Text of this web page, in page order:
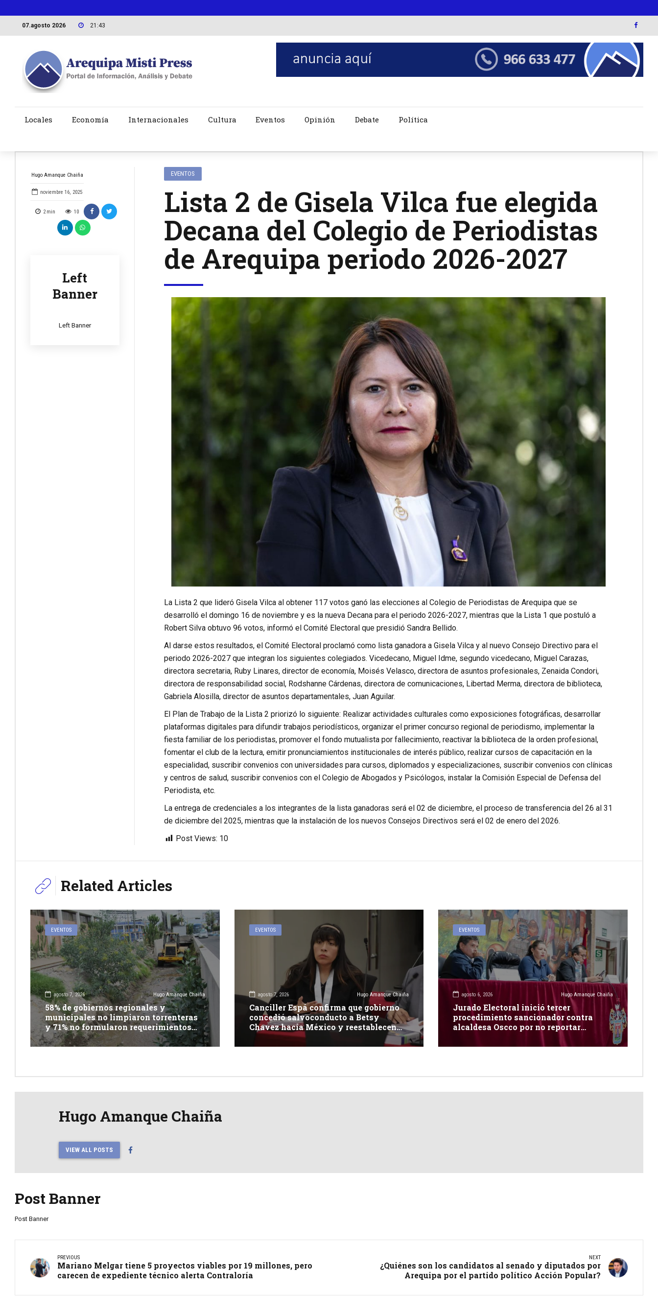
07.agosto 2026 21:43
Locales Economía Internacionales Cultura Eventos Opinión Debate Política
Hugo Amanque Chaiña
noviembre 16, 2025
2 min 10
Left
Banner
Left Banner
EVENTOS
Lista 2 de Gisela Vilca fue elegida
Decana del Colegio de Periodistas
de Arequipa periodo 2026-2027
La Lista 2 que lideró Gisela Vilca al obtener 117 votos ganó las elecciones al Colegio de Periodistas de Arequipa que se
desarrolló el domingo 16 de noviembre y es la nueva Decana para el periodo 2026-2027, mientras que la Lista 1 que postuló a
Robert Silva obtuvo 96 votos, informó el Comité Electoral que presidió Sandra Bellido.
Al darse estos resultados, el Comité Electoral proclamó como lista ganadora a Gisela Vilca y al nuevo Consejo Directivo para el
periodo 2026-2027 que integran los siguientes colegiados. Vicedecano, Miguel Idme, segundo vicedecano, Miguel Carazas,
directora secretaria, Ruby Linares, director de economía, Moisés Velasco, directora de asuntos profesionales, Zenaida Condori,
directora de responsabilidad social, Rodshanne Cárdenas, directora de comunicaciones, Libertad Merma, directora de biblioteca,
Gabriela Alosilla, director de asuntos departamentales, Juan Aguilar.
El Plan de Trabajo de la Lista 2 priorizó lo siguiente: Realizar actividades culturales como exposiciones fotográficas, desarrollar
plataformas digitales para difundir trabajos periodísticos, organizar el primer concurso regional de periodismo, implementar la
fiesta familiar de los periodistas, promover el fondo mutualista por fallecimiento, reactivar la biblioteca de la orden profesional,
fomentar el club de la lectura, emitir pronunciamientos institucionales de interés público, realizar cursos de capacitación en la
especialidad, suscribir convenios con universidades para cursos, diplomados y especializaciones, suscribir convenios con clínicas
y centros de salud, suscribir convenios con el Colegio de Abogados y Psicólogos, instalar la Comisión Especial de Defensa del
Periodista, etc.
La entrega de credenciales a los integrantes de la lista ganadoras será el 02 de diciembre, el proceso de transferencia del 26 al 31
de diciembre del 2025, mientras que la instalación de los nuevos Consejos Directivos será el 02 de enero del 2026.
Post Views: 10
Related Articles
EVENTOS
agosto 7, 2026 Hugo Amanque Chaiña
58% de gobiernos regionales y
municipales no limpiaron torrenteras
y 71% no formularon requerimientos
presupuestales afirma informe de
Contraloría
EVENTOS
agosto 7, 2026 Hugo Amanque Chaiña
Canciller Espá confirma que gobierno
concedió salvoconducto a Betsy
Chavez hacia México y reestablecen
relaciones con dicho país
EVENTOS
agosto 6, 2026 Hugo Amanque Chaiña
Jurado Electoral inició tercer
procedimiento sancionador contra
alcaldesa Oscco por no reportar
Hugo Amanque Chaiña
VIEW ALL POSTS
Post Banner
Post Banner
PREVIOUS
Mariano Melgar tiene 5 proyectos viables por 19 millones, pero
carecen de expediente técnico alerta Contraloría
NEXT
¿Quiénes son los candidatos al senado y diputados por
Arequipa por el partido político Acción Popular?